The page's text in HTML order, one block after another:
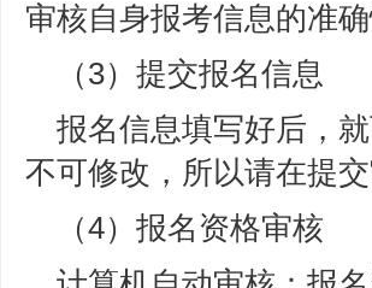
审核自身报考信息的准
（3）提交报名信息
报名信息填写好后，
不可修改，所以请在提
（4）报名资格审核